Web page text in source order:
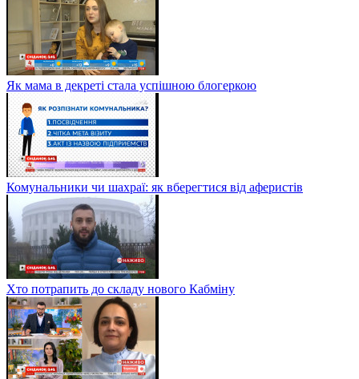
Як мама в декреті стала успішною блогеркою
Комунальники чи шахраї: як вберегтися від аферистів
Хто потрапить до складу нового Кабміну